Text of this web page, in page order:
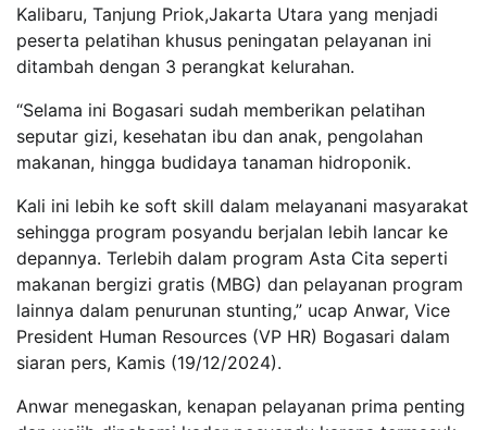
Kalibaru, Tanjung Priok,Jakarta Utara yang menjadi
peserta pelatihan khusus peningatan pelayanan ini
ditambah dengan 3 perangkat kelurahan.
“Selama ini Bogasari sudah memberikan pelatihan
seputar gizi, kesehatan ibu dan anak, pengolahan
makanan, hingga budidaya tanaman hidroponik.
Kali ini lebih ke soft skill dalam melayanani masyarakat
sehingga program posyandu berjalan lebih lancar ke
depannya. Terlebih dalam program Asta Cita seperti
makanan bergizi gratis (MBG) dan pelayanan program
lainnya dalam penurunan stunting,” ucap Anwar, Vice
President Human Resources (VP HR) Bogasari dalam
siaran pers, Kamis (19/12/2024).
Anwar menegaskan, kenapan pelayanan prima penting